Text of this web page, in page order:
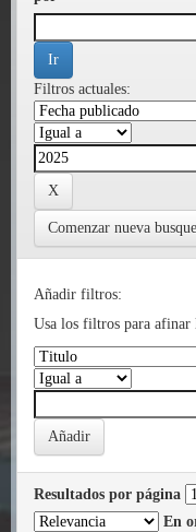
Filtros actuales:
Comenzar nueva
Añadir filtros:
Usa los filtros para afinar
Resultados por página
En